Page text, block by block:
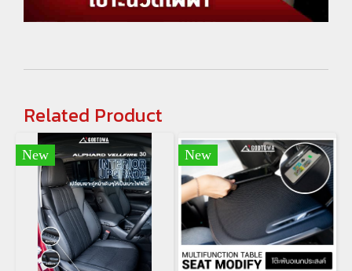
Related Product
New New